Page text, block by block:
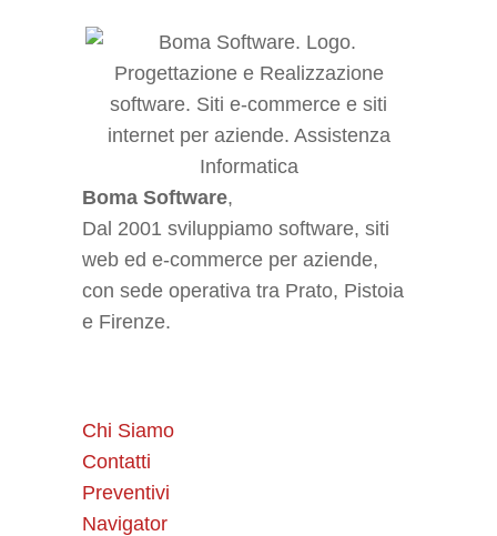
Boma Software,
Dal 2001 sviluppiamo software, siti
web ed e-commerce per aziende,
con sede operativa tra Prato, Pistoia
e Firenze.
Chi Siamo
Contatti
Preventivi
Navigator